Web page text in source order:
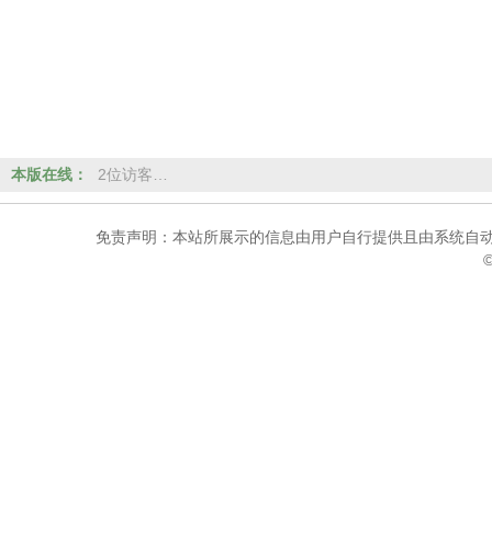
本版在线： 2位访客…
免责声明：本站所展示的信息由用户自行提供且由系统